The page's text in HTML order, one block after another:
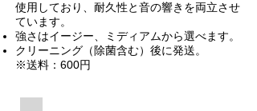
使用しており、耐久性と音の響きを両立させ
ています。
強さはイージー、ミディアムから選べます。
クリーニング（除菌含む）後に発送。
※送料：600円